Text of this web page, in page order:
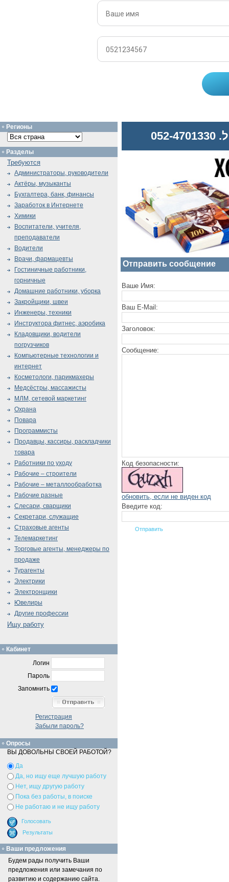
Отправить сообщение
Ваше Имя:
Ваш E-Mail:
Заголовок:
Сообщение:
Код безопасности:
обновить, если не виден код
Введите код:
Регионы
Разделы
Требуются
Администраторы, руководители
Актёры, музыканты
Бухгалтера, банк, финансы
Заработок в Интернете
Химики
Воспитатели, учителя,
преподаватели
Водители
Врачи, фармацевты
Гостиничные работники,
горничные
Домашние работники, уборка
Закройщики, швеи
Инженеры, техники
Инструктора фитнес, аэробика
Кладовщики, водители
погрузчиков
Компьютерные технологии и
интернет
Косметологи, парикмахеры
Медсёстры, массажисты
МЛМ, сетевой маркетинг
Охрана
Повара
Программисты
Продавцы, кассиры, раскладчики
товара
Работники по уходу
Рабочие – строители
Рабочие – металлообработка
Рабочие разные
Слесари, сварщики
Секретари, служащие
Страховые агенты
Телемаркетинг
Торговые агенты, менеджеры по
продаже
Турагенты
Электрики
Электронщики
Ювелиры
Другие профессии
Ищу работу
Кабинет
Логин
Пароль
Запомнить
Регистрация
Забыли пароль?
Опросы
ВЫ ДОВОЛЬНЫ СВОЕЙ РАБОТОЙ?
Да
Да, но ищу еще лучшую работу
Нет, ищу другую работу
Пока без работы, в поиске
Не работаю и не ищу работу
Ваши предложения
Будем рады получить Ваши
предложения или замечания по
развитию и содержанию сайта.